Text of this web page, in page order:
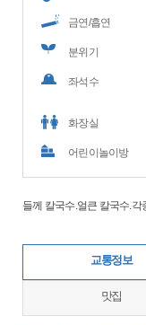
금연/흡연
분위기
좌석수
화장실
어린이놀이방
들께 칼국수.얼큰 칼국수.각
교통정보
맛집